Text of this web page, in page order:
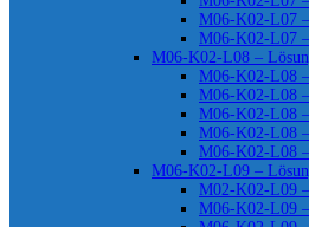
M06-K02-L07
M06-K02-L07
M06-K02-L08 –
M06-K02-L08
M06-K02-L08
M06-K02-L08
M06-K02-L08
M06-K02-L08
M06-K02-L09 –
M02-K02-L09
M06-K02-L09